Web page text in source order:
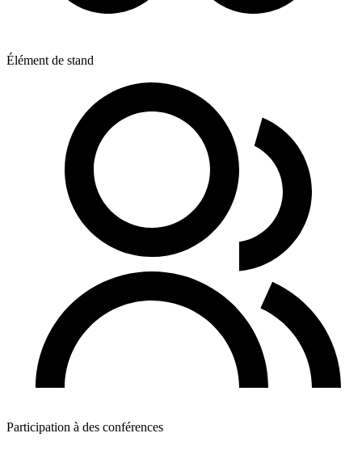
Élément de stand
Participation à des conférences